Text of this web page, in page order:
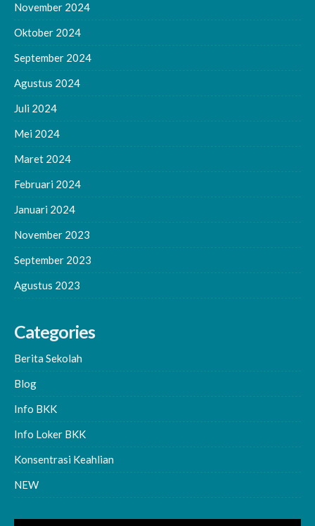
November 2024
Oktober 2024
September 2024
Agustus 2024
Juli 2024
Mei 2024
Maret 2024
Februari 2024
Januari 2024
November 2023
September 2023
Agustus 2023
Categories
Berita Sekolah
Blog
Info BKK
Info Loker BKK
Konsentrasi Keahlian
NEW